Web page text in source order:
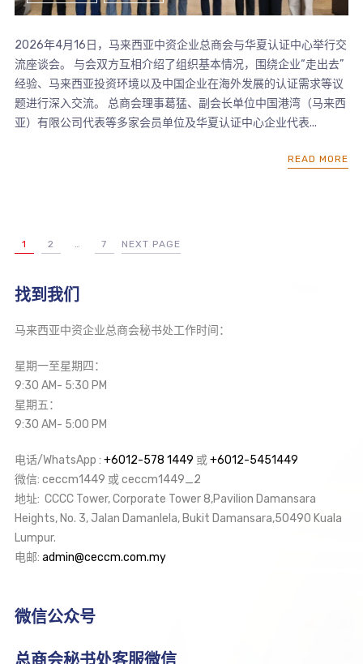
2026年4月16日，马来西亚中资企业总商会与华夏认证中心举行交
流座谈会。 与会双方互相介绍了组织基本情况，围绕企业“走出去”
经验、马来西亚投资环境以及中国企业在海外发展的认证需求等议
题进行深入交流。 总商会理事葛猛、副会长单位中国港湾（马来西
亚）有限公司代表等多家会员单位及华夏认证中心企业代表...
READ MORE
1 2 … 7 NEXT PAGE
找到我们
马来西亚中资企业总商会秘书处工作时间：
星期一至星期四：
9:30 AM- 5:30 PM
星期五：
9:30 AM- 5:00 PM
电话/WhatsApp : +6012-578 1449 或+6012-5451449
微信: ceccm1449 或 ceccm1449_2
地址: CCCC Tower, Corporate Tower 8,Pavilion Damansara
Heights, No. 3, Jalan Damanlela, Bukit Damansara,50490 Kuala
Lumpur.
电邮: admin@ceccm.com.my
微信公众号